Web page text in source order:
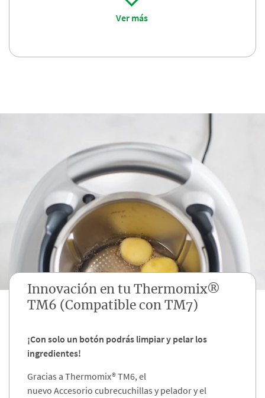
Atrévete con la cocción lenta:conseguirás la textura
temperatura correcta, ni de remover. ​
preparaciones intensas, nutritivas y sabrosas.​
Ver más
Innovación en tu Thermomix®
TM6 (Compatible con TM7)
¡Con solo un botón podrás limpiar y pelar los
ingredientes!​
Gracias a Thermomix® TM6, el
nuevo Accesorio cubrecuchillas y pelador y el